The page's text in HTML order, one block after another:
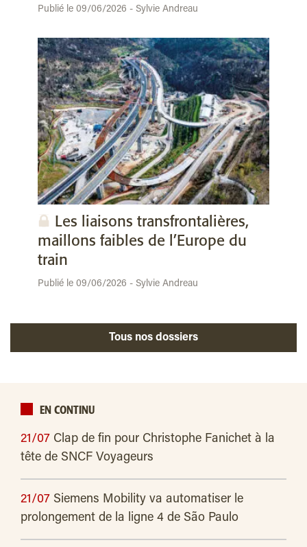
Publié le 09/06/2026 - Sylvie Andreau
Les liaisons transfrontalières,
maillons faibles de l’Europe du
train
Publié le 09/06/2026 - Sylvie Andreau
Tous nos dossiers
EN CONTINU
21/07 Clap de fin pour Christophe Fanichet à la
tête de SNCF Voyageurs
21/07 Siemens Mobility va automatiser le
prolongement de la ligne 4 de São Paulo